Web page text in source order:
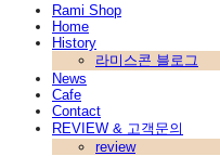
Rami Shop
Home
History
라미스콘 블로그
News
Cafe
Contact
REVIEW & 고객문의
review